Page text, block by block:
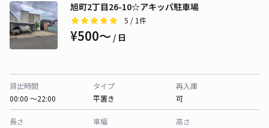
旭町2丁目26-10☆アキッパ駐車場
5 / 1件
¥500〜 / 日
貸出時間
00:00 〜22:00
タイプ
平置き
再入庫
可
長さ
車幅
高さ